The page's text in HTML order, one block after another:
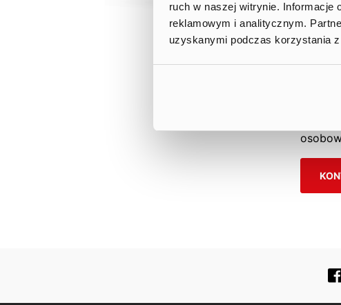
ruch w naszej witrynie. Informacje
reklamowym i analitycznym.
uzyskanymi podczas korzystania z